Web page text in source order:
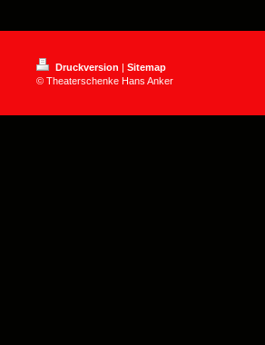
Druckversion | Sitemap
© Theaterschenke Hans Anker